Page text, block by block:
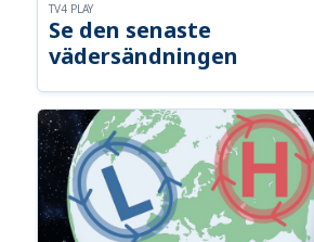
Se den senaste
vädersändningen
TV4 PLAY